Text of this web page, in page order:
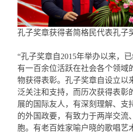
孔子奖章获得者简格民代表孔子
“孔子奖章自2015年举办以来，
有一百余位活跃在社会各个领域
物获得表彰。孔子奖章自设立以
泛关注和支持，而历次获得表彰
展的国际友人，有深刻理解、支
的外国政要，有致力于两岸交流
胞。有老百姓家喻户晓的歌唱艺